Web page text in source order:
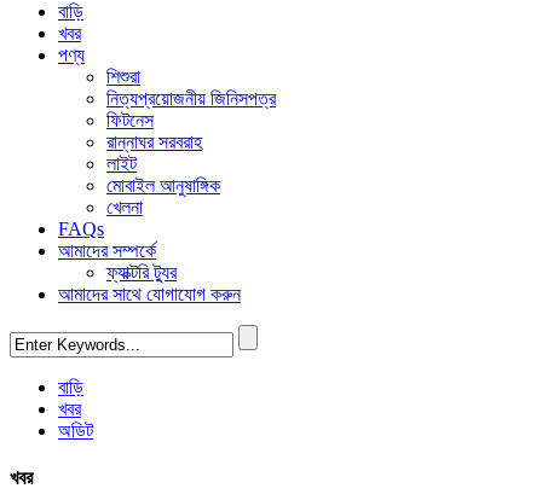
বাড়ি
খবর
পণ্য
শিশুরা
নিত্যপ্রয়োজনীয় জিনিসপত্র
ফিটনেস
রান্নাঘর সরবরাহ
লাইট
মোবাইল আনুষাঙ্গিক
খেলনা
FAQs
আমাদের সম্পর্কে
ফ্যাক্টরি ট্যুর
আমাদের সাথে যোগাযোগ করুন
বাড়ি
খবর
অডিট
খবর